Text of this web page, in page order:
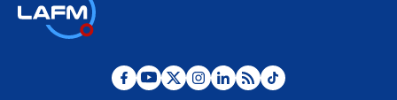
Posesión de Abelardo De La Espriella